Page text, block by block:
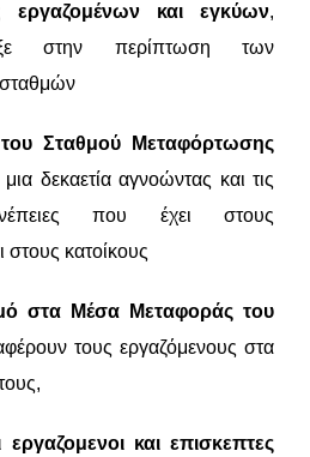
εργαζομένων και εγκύων,
στην περίπτωση των
του Σταθμού Μεταφόρτωσης
μια δεκαετίααγνοώντας και τις
που έχει στους
στους κατοίκους
στα Μέσα Μεταφοράς του
τους εργαζόμενους στα
εργαζομενοι και επισκεπτες